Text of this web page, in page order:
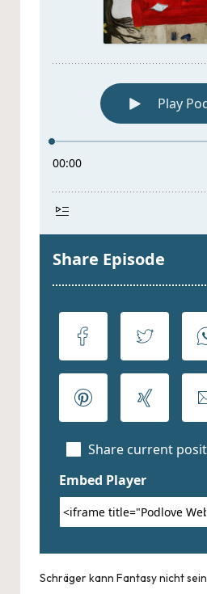
Schräger kann Fantasy nicht sein